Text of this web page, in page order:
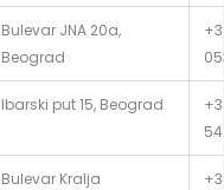
Bulevar JNA 20a,
Beograd
Ibarski put 15, Beograd
Bulevar Kralja